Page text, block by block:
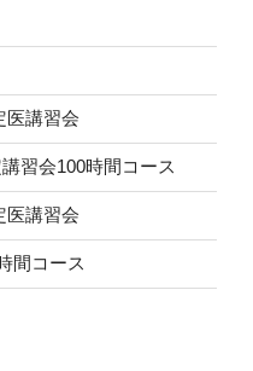
医講習会
習会100時間コース
医講習会
間コース